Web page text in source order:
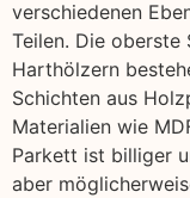
verschiedenen
Teilen. Die oberste
Harthölzern
Schichten aus
Materialien wie
Parkett ist billiger
aber